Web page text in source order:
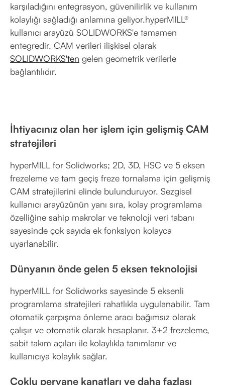
karşıladığını entegrasyon, güvenilirlik ve kullanım
kolaylığı sağladığı anlamına geliyor.hyperMILL®
kullanıcı arayüzü SOLIDWORKS'e tamamen
entegredir. CAM verileri ilişkisel olarak
SOLIDWORKS'ten gelen geometrik verilerle
bağlantılıdır.
İhtiyacınız olan her işlem için gelişmiş CAM
stratejileri
hyperMILL for Solidworks; 2D, 3D, HSC ve 5 eksen
frezeleme ve tam geçiş freze tornalama için gelişmiş
CAM stratejilerini elinde bulunduruyor. Sezgisel
kullanıcı arayüzünün yanı sıra, kolay programlama
özelliğine sahip makrolar ve teknoloji veri tabanı
sayesinde çok sayıda ek fonksiyon kolayca
uyarlanabilir.
Dünyanın önde gelen 5 eksen teknolojisi
hyperMILL for Solidworks sayesinde 5 eksenli
programlama stratejileri rahatlıkla uygulanabilir. Tam
otomatik çarpışma önleme aracı bağımsız olarak
çalışır ve otomatik olarak hesaplanır. 3+2 frezeleme,
sabit takım açıları ile kolaylıkla tanımlanır ve
kullanıcıya kolaylık sağlar.
Çoklu pervane kanatları ve daha fazlası